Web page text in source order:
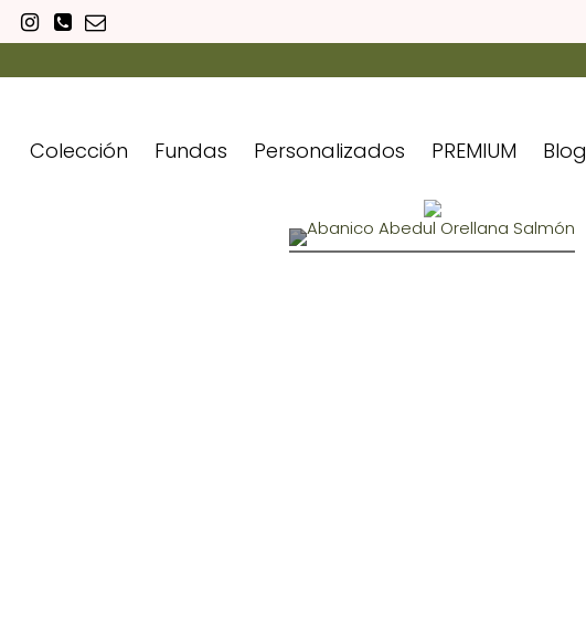
Colección Fundas Personalizados PREMIUM Blog